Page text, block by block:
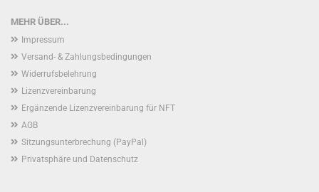
MEHR ÜBER...
Impressum
Versand- & Zahlungsbedingungen
Widerrufsbelehrung
Lizenzvereinbarung
Ergänzende Lizenzvereinbarung für NFT
AGB
Sitzungsunterbrechung (PayPal)
Privatsphäre und Datenschutz